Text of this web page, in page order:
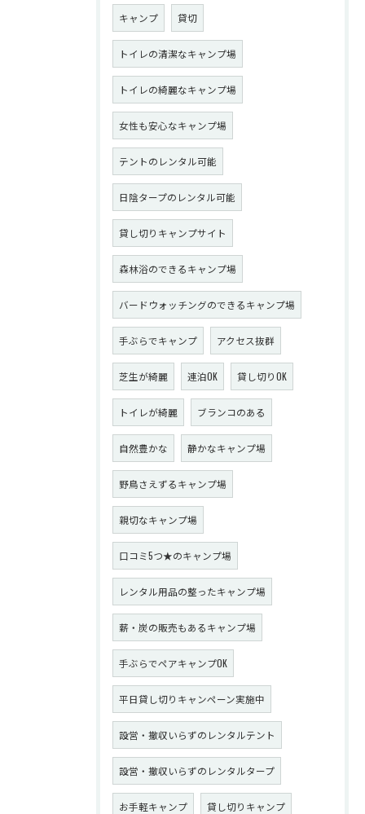
キャンプ 貸切
トイレの清潔なキャンプ場
トイレの綺麗なキャンプ場
女性も安心なキャンプ場
テントのレンタル可能
日陰タープのレンタル可能
貸し切りキャンプサイト
森林浴のできるキャンプ場
バードウォッチングのできるキャンプ場
手ぶらでキャンプ アクセス抜群
芝生が綺麗 連泊OK 貸し切りOK
トイレが綺麗 ブランコのある
自然豊かな 静かなキャンプ場
野鳥さえずるキャンプ場
親切なキャンプ場
口コミ5つ★のキャンプ場
レンタル用品の整ったキャンプ場
薪・炭の販売もあるキャンプ場
手ぶらでペアキャンプOK
平日貸し切りキャンペーン実施中
設営・撤収いらずのレンタルテント
設営・撤収いらずのレンタルタープ
お手軽キャンプ 貸し切りキャンプ